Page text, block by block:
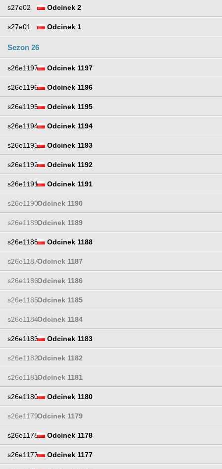
s27e02 Odcinek 2
s27e01 Odcinek 1
Sezon 26
s26e1197 Odcinek 1197
s26e1196 Odcinek 1196
s26e1195 Odcinek 1195
s26e1194 Odcinek 1194
s26e1193 Odcinek 1193
s26e1192 Odcinek 1192
s26e1191 Odcinek 1191
s26e1190Odcinek 1190
s26e1189Odcinek 1189
s26e1188 Odcinek 1188
s26e1187Odcinek 1187
s26e1186Odcinek 1186
s26e1185Odcinek 1185
s26e1184Odcinek 1184
s26e1183 Odcinek 1183
s26e1182Odcinek 1182
s26e1181Odcinek 1181
s26e1180 Odcinek 1180
s26e1179Odcinek 1179
s26e1178 Odcinek 1178
s26e1177 Odcinek 1177